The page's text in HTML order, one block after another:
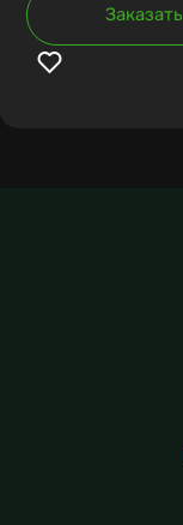
Заказать